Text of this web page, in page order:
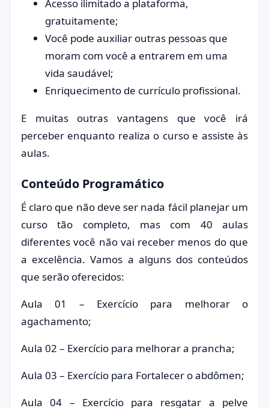
Acesso ilimitado a plataforma,
gratuitamente;
Você pode auxiliar outras pessoas que
moram com você a entrarem em uma
vida saudável;
Enriquecimento de currículo profissional.
E muitas outras vantagens que você irá
perceber enquanto realiza o curso e assiste às
aulas.
Conteúdo Programático
É claro que não deve ser nada fácil planejar um
curso tão completo, mas com 40 aulas
diferentes você não vai receber menos do que
a excelência. Vamos a alguns dos conteúdos
que serão oferecidos:
Aula 01 – Exercício para melhorar o
agachamento;
Aula 02 – Exercício para melhorar a prancha;
Aula 03 – Exercício para Fortalecer o abdômen;
Aula 04 – Exercício para resgatar a pelve